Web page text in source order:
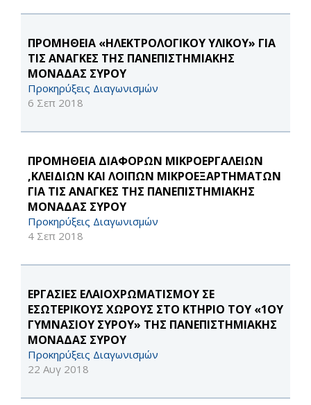
ΠΡΟΜΗΘΕΙΑ «ΗΛΕΚΤΡΟΛΟΓΙΚΟΥ ΥΛΙΚΟΥ» ΓΙΑ
ΤΙΣ ΑΝΑΓΚΕΣ ΤΗΣ ΠΑΝΕΠΙΣΤΗΜΙΑΚΗΣ
ΜΟΝΑΔΑΣ ΣΥΡΟΥ
Προκηρύξεις Διαγωνισμών
6 Σεπ 2018
ΠΡΟΜΗΘΕΙΑ ΔΙΑΦΟΡΩΝ ΜΙΚΡΟΕΡΓΑΛΕΙΩΝ
,ΚΛΕΙΔΙΩΝ ΚΑΙ ΛΟΙΠΩΝ ΜΙΚΡΟΕΞΑΡΤΗΜΑΤΩΝ
ΓΙΑ ΤΙΣ ΑΝΑΓΚΕΣ ΤΗΣ ΠΑΝΕΠΙΣΤΗΜΙΑΚΗΣ
ΜΟΝΑΔΑΣ ΣΥΡΟΥ
Προκηρύξεις Διαγωνισμών
4 Σεπ 2018
ΕΡΓΑΣΙΕΣ ΕΛΑΙΟΧΡΩΜΑΤΙΣΜΟΥ ΣΕ
ΕΣΩΤΕΡΙΚΟΥΣ ΧΩΡΟΥΣ ΣΤΟ ΚΤΗΡΙΟ ΤΟΥ «1ΟΥ
ΓΥΜΝΑΣΙΟΥ ΣΥΡΟΥ» ΤΗΣ ΠΑΝΕΠΙΣΤΗΜΙΑΚΗΣ
ΜΟΝΑΔΑΣ ΣΥΡΟΥ
Προκηρύξεις Διαγωνισμών
22 Αυγ 2018